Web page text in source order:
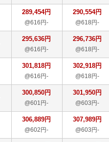
289,454円
@616円-
290,554円
@618円-
295,636円
@616円-
296,736円
@618円-
301,818円
@616円-
302,918円
@618円-
300,850円
@601円-
301,950円
@603円-
306,889円
@602円-
307,989円
@603円-